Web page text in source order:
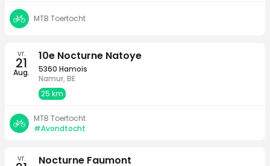
MTB Toertocht
vr.
21
Aug.
10e Nocturne Natoye
5360 Hamois
Namur, BE
25 km
MTB Toertocht
#Avondtocht
vr. Nocturne Faumont